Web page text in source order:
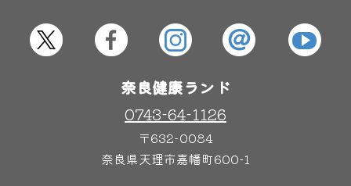
奈良わんぱくランド
ボディケア
奈良健康ランド
0743-64-1126
〒632-0084
奈良県天理市嘉幡町600-1